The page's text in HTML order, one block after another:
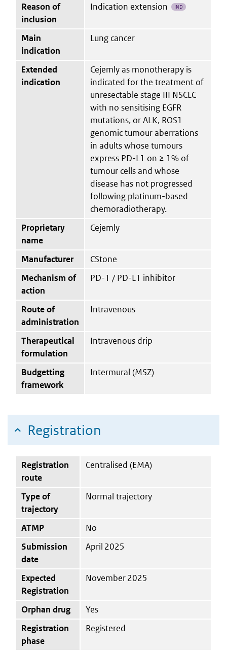
Reason of
inclusion
Indication extension IND
Main
indication
Lung cancer
Extended
indication
Cejemly as monotherapy is
indicated for the treatment of
unresectable stage III NSCLC
with no sensitising EGFR
mutations, or ALK, ROS1
genomic tumour aberrations
in adults whose tumours
express PD-L1 on ≥ 1% of
tumour cells and whose
disease has not progressed
following platinum-based
chemoradiotherapy.
Proprietary
name
Cejemly
Manufacturer
CStone
Mechanism of
action
PD-1 / PD-L1 inhibitor
Route of
administration
Intravenous
Therapeutical
formulation
Intravenous drip
Budgetting
framework
Intermural (MSZ)
Registration
Registration
route
Centralised (EMA)
Type of
trajectory
Normal trajectory
ATMP
No
Submission
date
April 2025
Expected
Registration
November 2025
Orphan drug
Yes
Registration
phase
Registered